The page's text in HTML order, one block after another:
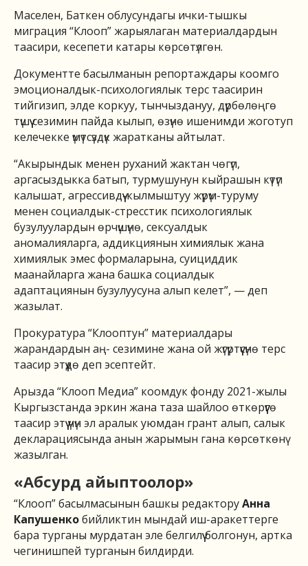
Маселен, Баткен облусундагы ички-тышкы
миграция “Клооп” жарыялаган материалдардын
таасири, кесепети катары көрсөтүлгөн.
Документте басылманын репортаждары коомго
эмоционалдык-психологиялык терс таасирин
тийгизип, элде коркуу, тынчыздануу, дүрбөлөңгө
түшүү сезимин пайда кылып, өзүнө ишенимди жоготуп
келечекке үмүтсүздүк жаратканы айтылат.
“Акырындык менен руханий жактан чөгүп,
аргасыздыкка батып, турмушунун кыйрашын күтүп
калышат, агрессивдүү-кылмыштуу жүрүм-туруму
менен социалдык-стресстик психологиялык
бузулуулардын өрчүшүнө, сексуалдык
аномалияларга, аддикциянын химиялык жана
химиялык эмес формаларына, суициддик
маанайларга жана башка социалдык
адаптациянын бузулуусуна алып келет”, — деп
жазылат.
Прокуратура “Клооптун” материалдары
жарандардын аң- сезимине жана ой жүгүртүүсүнө терс
таасир этүүдө деп эсептейт.
Арызда “Клооп Медиа” коомдук фонду 2021-жылы
Кыргызстанда эркин жана таза шайлоо өткөрүүгө
таасир этүү үчүн эл аралык уюмдан грант алып, салык
декларациясында анын жарымын гана көрсөткөнү
жазылган.
«Абсурд айыптоолор»
“Клооп” басылмасынын башкы редакторуАнна
Капушенкобийликтин мындай иш-аракеттерге
бара турганы мурдатан эле белгилүү болгонун, артка
чегинишпей турганын билдирди.